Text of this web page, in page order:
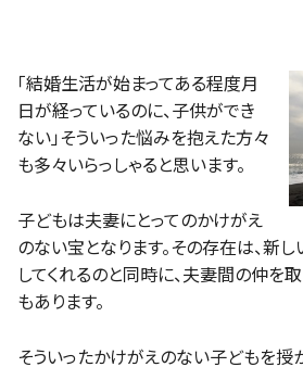
「結婚生活が始まってある程度月
日が経っているのに、子供ができ
ない」そういった悩みを抱えた方々
も多々いらっしゃると思います。
子どもは夫妻にとってのかけがえ
のない宝となります。その存在は、新
してくれるのと同時に、夫妻間の仲を
もあります。
そういったかけがえのない子どもを授